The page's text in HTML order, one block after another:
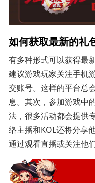
如何获取最新的礼
有多种形式可以获得最
建议游戏玩家关注手机
交账号。这样的平台总
息。其次，参加游戏中
法，很多活动都会提供
络主播和KOL还将分享
通过观看直播或关注他